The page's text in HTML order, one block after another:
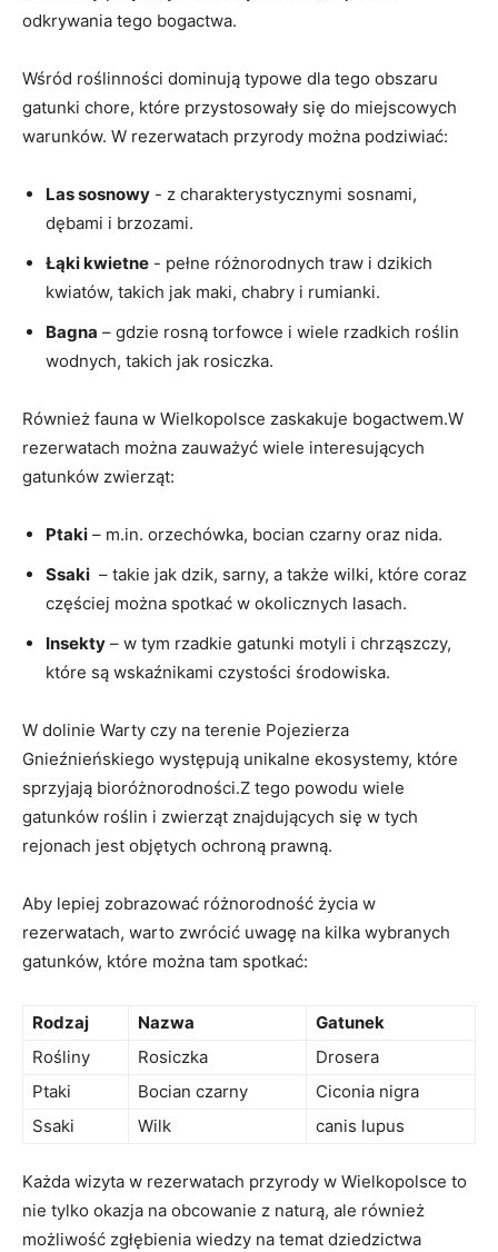
odkrywania tego bogactwa.
Wśród roślinności dominują typowe dla tego obszaru
gatunki chore, które przystosowały​ się⁤ do miejscowych⁤
warunków. W rezerwatach przyrody można‌ podziwiać:
Las ‍sosnowy ‍- z charakterystycznymi​ sosnami,
dębami i brzozami.
Łąki kwietne ⁣- pełne różnorodnych‍ traw i dzikich
kwiatów, takich jak maki, chabry i rumianki.
Bagna – gdzie⁤ rosną torfowce ‌i wiele rzadkich⁢ roślin
wodnych, takich ‍jak rosiczka.
Również fauna w Wielkopolsce zaskakuje ⁣bogactwem.W
rezerwatach można zauważyć wiele⁣ interesujących
gatunków​ zwierząt:
Ptaki – m.in. orzechówka, ‍bocian czarny oraz nida.
Ssaki ⁤ – takie jak dzik, sarny, ⁢a także wilki, które coraz
częściej można ⁣spotkać ‍w okolicznych lasach.
Insekty – w ⁣tym ⁣rzadkie gatunki motyli i chrząszczy,
które są wskaźnikami ‌czystości środowiska.
W dolinie ​Warty czy⁢ na‌ terenie Pojezierza
Gnieźnieńskiego ‍występują unikalne ekosystemy, które
sprzyjają⁤ bioróżnorodności.Z tego powodu wiele
gatunków‌ roślin i zwierząt znajdujących ‌się w tych
rejonach jest ‍objętych ochroną prawną.
Aby lepiej zobrazować różnorodność życia w
rezerwatach, warto zwrócić ‍uwagę na kilka wybranych​
gatunków, które można‍ tam spotkać:
Rodzaj Nazwa
Gatunek
Rośliny
Rosiczka
Drosera
Ptaki
Bocian czarny
Ciconia nigra
Ssaki
Wilk canis ‍lupus
Każda wizyta⁣ w ⁤rezerwatach przyrody ⁣w Wielkopolsce to
nie ⁣tylko okazja na obcowanie z ‍naturą, ‍ale również
możliwość zgłębienia wiedzy na temat dziedzictwa